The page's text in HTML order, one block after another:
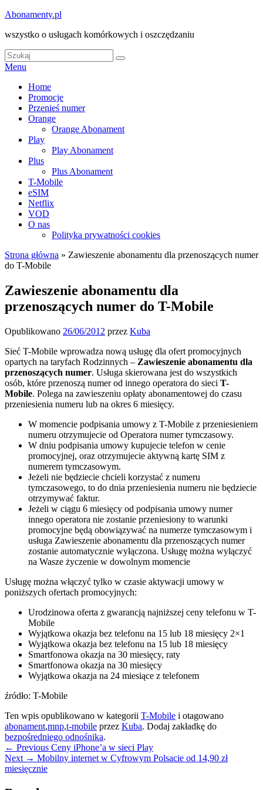
Skip
content
Abonamenty.pl
wszystko o usługach komórkowych i oszczędzaniu
Search
for:
Search
Menu
Główne
menu
Home
Promocje
Przenieś numer
Orange
Orange Abonament
Play
Play Abonament
Plus
Plus Abonament
T-Mobile
eSIM
Netflix
VOD
O nas
Polityka prywatności cookies
Strona główna » Zawieszenie abonamentu dla przenoszących numer
do T-Mobile
Zawieszenie abonamentu dla
przenoszących numer do T-Mobile
Opublikowano 26/06/2012 przez Kuba
Sieć T-Mobile wprowadza nową usługę dla ofert promocyjnych
opartych na taryfach Rodzinnych – Zawieszenie abonamentu dla
przenoszących numer. Usługa skierowana jest do wszystkich
osób, które przenoszą numer od innego operatora do sieci T-
Mobile. Polega na zawieszeniu opłaty abonamentowej do czasu
przeniesienia numeru lub na okres 6 miesięcy.
W momencie podpisania umowy z T-Mobile z przeniesieniem
numeru otrzymujecie od Operatora numer tymczasowy.
W dniu podpisania umowy kupujecie telefon w cenie
promocyjnej, oraz otrzymujecie aktywną kartę SIM z
numerem tymczasowym.
Jeżeli nie będziecie chcieli korzystać z numeru
tymczasowego, to do dnia przeniesienia numeru nie będziecie
otrzymywać faktur.
Jeżeli w ciągu 6 miesięcy od podpisania umowy numer
innego operatora nie zostanie przeniesiony to warunki
promocyjne będą obowiązywać na numerze tymczasowym i
usługa Zawieszenie abonamentu dla przenoszących numer
zostanie automatycznie wyłączona. Usługę można wyłączyć
na Wasze życzenie w dowolnym momencie
Usługę można włączyć tylko w czasie aktywacji umowy w
poniższych ofertach promocyjnych:
Urodzinowa oferta z gwarancją najniższej ceny telefonu w T-
Mobile
Wyjątkowa okazja bez telefonu na 15 lub 18 miesięcy 2×1
Wyjątkowa okazja bez telefonu na 15 lub 18 miesięcy
Smartfonowa okazja na 30 miesięcy, raty
Smartfonowa okazja na 30 miesięcy
Wyjątkowa okazja na 24 miesiące z telefonem
źródło: T-Mobile
Ten wpis opublikowano w kategorii T-Mobile i otagowano
abonament,mnp,t-mobile przez Kuba. Dodaj zakładkę do
bezpośredniego odnośnika.
Nawigacja
wpisu
← Previous Previous
post:
Ceny iPhone’a w sieci Play
Next → Next
post:
Mobilny internet w Cyfrowym Polsacie od 14,90 zł
miesięcznie